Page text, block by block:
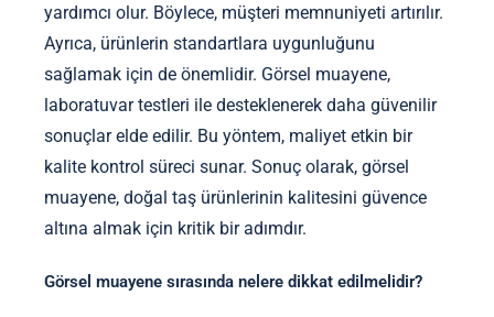
yardımcı olur. Böylece, müşteri memnuniyeti artırılır.
Ayrıca, ürünlerin standartlara uygunluğunu
sağlamak için de önemlidir. Görsel muayene,
laboratuvar testleri ile desteklenerek daha güvenilir
sonuçlar elde edilir. Bu yöntem, maliyet etkin bir
kalite kontrol süreci sunar. Sonuç olarak, görsel
muayene, doğal taş ürünlerinin kalitesini güvence
altına almak için kritik bir adımdır.
Görsel muayene sırasında nelere dikkat edilmelidir?